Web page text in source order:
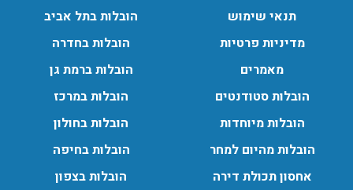
תנאי שימוש
מדיניות פרטיות
מאמרים
הובלות סטודנטים
הובלות מיוחדות
הובלות מהיום למחר
אחסון תכולת דירה
הובלות בתל אביב
הובלות בחדרה
הובלות ברמת גן
הובלות במרכז
הובלות בחולון
הובלות בחיפה
הובלות בצפון